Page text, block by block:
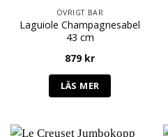
ÖVRIGT BAR
Laguiole Champagnesabel
43 cm
879 kr
LÄS MER